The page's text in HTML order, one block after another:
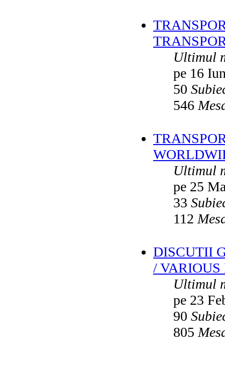
Ultimul
pe 16
50
546
Ultimul
pe 25
33
112
DISCUTII
/ VARIOUS
Ultimul
pe 23
90
805